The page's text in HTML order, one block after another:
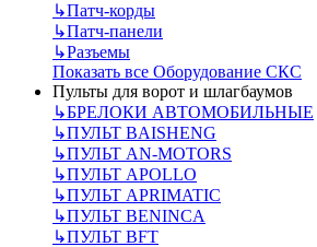
↳Патч-корды
↳Патч-панели
↳Разъемы
Показать все Оборудование СКС
Пульты для ворот и шлагбаумов
↳БРЕЛОКИ АВТОМОБИЛЬНЫЕ
↳ПУЛЬТ BAISHENG
↳ПУЛЬТ AN-MOTORS
↳ПУЛЬТ APOLLO
↳ПУЛЬТ APRIMATIC
↳ПУЛЬТ BENINCA
↳ПУЛЬТ BFT